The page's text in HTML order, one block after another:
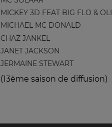
MICKEY 3D FEAT BIG FLO & OLI
MICHAEL MC DONALD
CHAZ JANKEL
JANET JACKSON
JERMAINE STEWART
(13ème saison de diffusion)